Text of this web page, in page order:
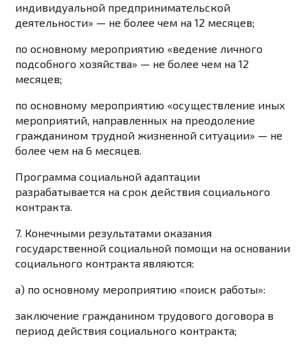
индивидуальной предпринимательской
деятельности» — не более чем на 12 месяцев;
по основному мероприятию «ведение личного
подсобного хозяйства» — не более чем на 12
месяцев;
по основному мероприятию «осуществление иных
мероприятий, направленных на преодоление
гражданином трудной жизненной ситуации» — не
более чем на 6 месяцев.
Программа социальной адаптации
разрабатывается на срок действия социального
контракта.
7. Конечными результатами оказания
государственной социальной помощи на основании
социального контракта являются:
а) по основному мероприятию «поиск работы»:
заключение гражданином трудового договора в
период действия социального контракта;